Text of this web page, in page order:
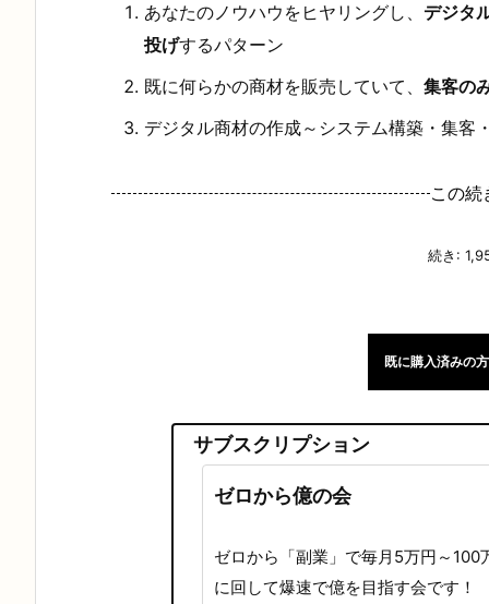
あなたのノウハウをヒヤリングし、 デジタ
投げするパターン
既に何らかの商材を販売していて、 集客の
デジタル商材の作成～システム構築・集客
この続
続き:
既に購入済みの
サブスクリプション
ゼロから億の会
ゼロから「副業」で毎月5万円～
に回して爆速で億を目指す会です！